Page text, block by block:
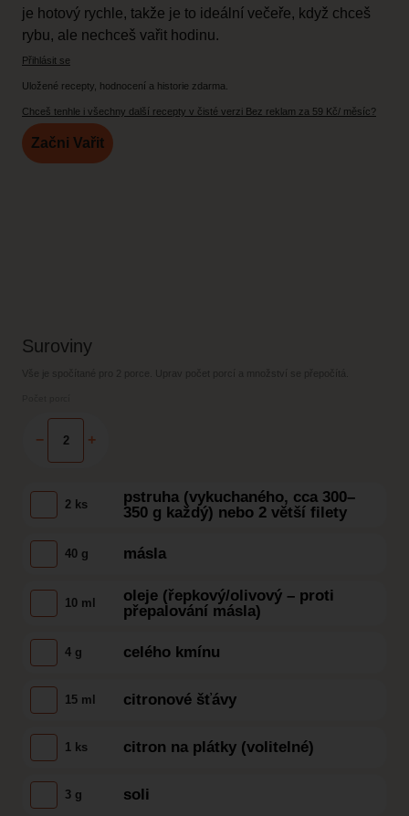
je hotový rychle, takže je to ideální večeře, když chceš
rybu, ale nechceš vařit hodinu.
Přihlásit se
Uložené recepty, hodnocení a historie zdarma.
Chceš tenhle i všechny další recepty v čisté verzi Bez reklam za 59 Kč/ měsíc?
Začni Vařit
Suroviny
Vše je spočítané pro 2 porce . Uprav počet porcí a množství se přepočítá.
− +
2 ks
pstruha (vykuchaného, cca 300–
350 g každý) nebo 2 větší filety
40 g másla
10 ml
oleje (řepkový/olivový – proti
přepalování másla)
4 g celého kmínu
15 ml citronové šťávy
1 ks citron na plátky (volitelné)
3 g soli